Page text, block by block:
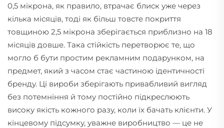
0,5 мікрона, як правило, втрачає блиск уже через
кілька місяців, тоді як більш товсте покриття
товщиною 2,5 мікрона зберігається приблизно на 18
місяців довше. Така стійкість перетворює те, що
могло б бути простим рекламним подарунком, на
предмет, який з часом стає частиною ідентичності
бренду. Ці вироби зберігають привабливий вигляд
без потемніння й тому постійно підкреслюють
високу якість кожного разу, коли їх бачать клієнти. У
кінцевому підсумку, уважне виробництво — це не